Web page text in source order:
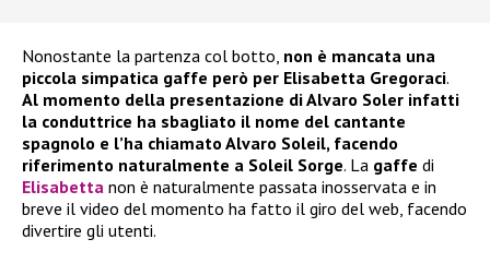
Nonostante la partenza col botto, non è mancata una
piccola simpatica gaffe però per Elisabetta Gregoraci.
Al momento della presentazione di Alvaro Soler infatti
la conduttrice ha sbagliato il nome del cantante
spagnolo e l’ha chiamato Alvaro Soleil, facendo
riferimento naturalmente a Soleil Sorge. La gaffe di
Elisabetta non è naturalmente passata inosservata e in
breve il video del momento ha fatto il giro del web, facendo
divertire gli utenti.